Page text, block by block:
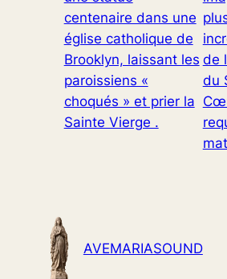
centenaire dans une
église catholique de
Brooklyn, laissant les
paroissiens «
choqués » et prier la
Sainte Vierge .
de
du
AVEMARIASOUND